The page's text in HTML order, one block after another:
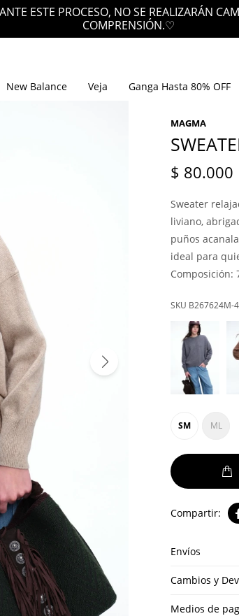
ESTE PROCESO, NO SE REALIZARÁN
COMPRENSIÓN.♡
New Balance Veja Ganga Hasta 80% OFF
MAGMA
$ 80.000
Sweater
liviano,
puños
ideal para
Composición:
B267624M-
SM ML
Envíos
Cambios y
Medios de